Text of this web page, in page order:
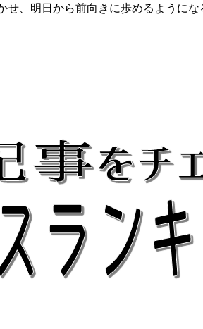
、明日から前向きに歩めるようにな